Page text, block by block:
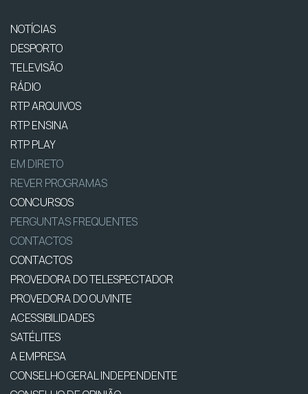
NOTÍCIAS
DESPORTO
TELEVISÃO
RÁDIO
RTP ARQUIVOS
RTP ENSINA
RTP PLAY
EM DIRETO
REVER PROGRAMAS
CONCURSOS
PERGUNTAS FREQUENTES
CONTACTOS
CONTACTOS
PROVEDORA DO TELESPECTADOR
PROVEDORA DO OUVINTE
ACESSIBILIDADES
SATÉLITES
A EMPRESA
CONSELHO GERAL INDEPENDENTE